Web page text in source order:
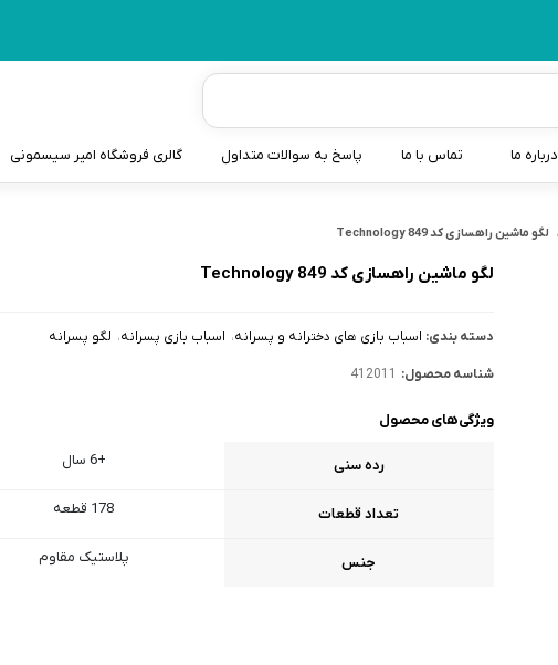
درباره ما تماس با ما پاسخ به سوالات متداول گالری فروشگاه امیر سیسمونی
لگو ماشین راهسازی کد 849 Technology
لگو ماشین راهسازی کد 849 Technology
دسته بندی: اسباب بازی های دخترانه و پسرانه اسباب بازی پسرانه لگو پسرانه
شناسه محصول: 412011
ویژگی‌های محصول
رده سنی +6 سال
تعداد قطعات 178 قطعه
جنس پلاستیک مقاوم